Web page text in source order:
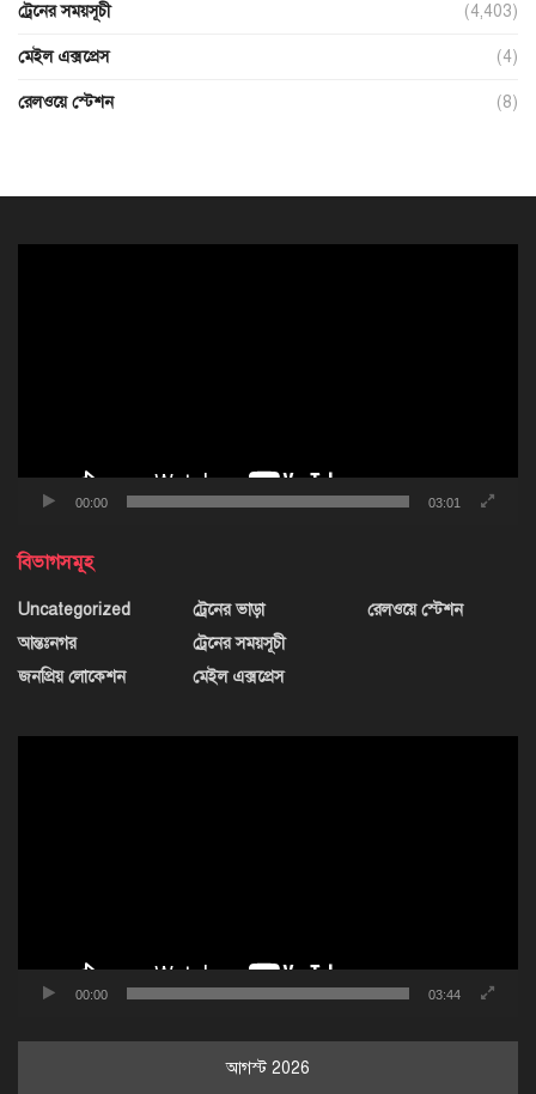
ট্রেনের সময়সূচী (4,403)
মেইল এক্সপ্রেস (4)
রেলওয়ে স্টেশন (8)
00:00 03:01
বিভাগসমূহ
Uncategorized
আন্তঃনগর
জনপ্রিয় লোকেশন
ট্রেনের ভাড়া
ট্রেনের সময়সূচী
মেইল এক্সপ্রেস
রেলওয়ে স্টেশন
00:00 03:44
আগস্ট 2026